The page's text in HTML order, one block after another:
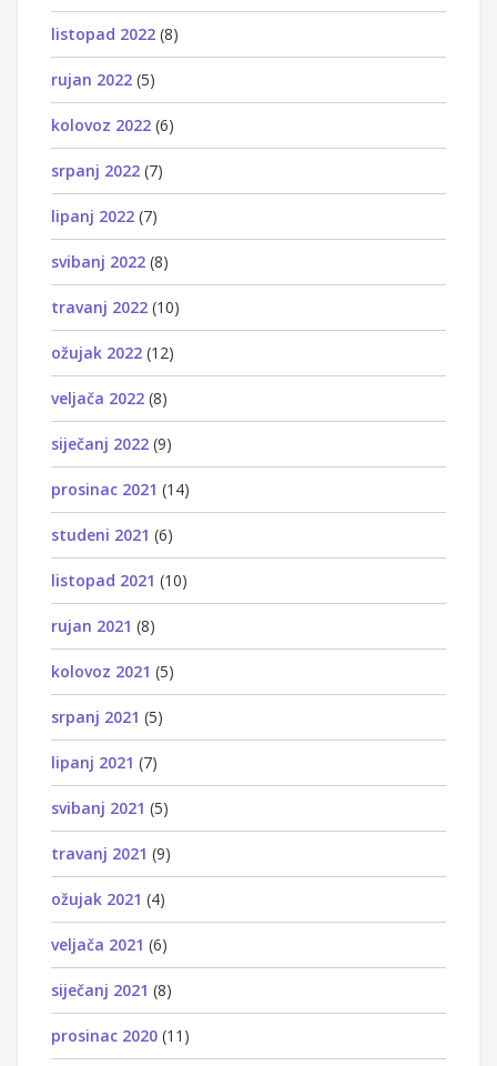
listopad 2022 (8)
rujan 2022 (5)
kolovoz 2022 (6)
srpanj 2022 (7)
lipanj 2022 (7)
svibanj 2022 (8)
travanj 2022 (10)
ožujak 2022 (12)
veljača 2022 (8)
siječanj 2022 (9)
prosinac 2021 (14)
studeni 2021 (6)
listopad 2021 (10)
rujan 2021 (8)
kolovoz 2021 (5)
srpanj 2021 (5)
lipanj 2021 (7)
svibanj 2021 (5)
travanj 2021 (9)
ožujak 2021 (4)
veljača 2021 (6)
siječanj 2021 (8)
prosinac 2020 (11)